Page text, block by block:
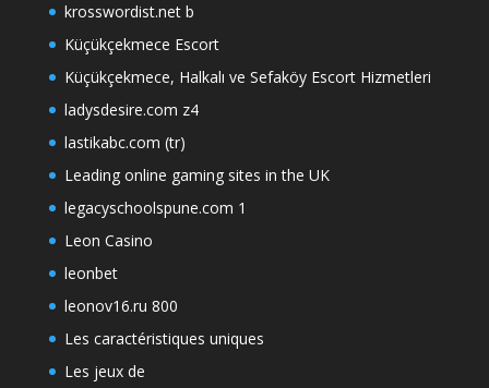
krosswordist.net b
Küçükçekmece Escort
Küçükçekmece, Halkalı ve Sefaköy Escort Hizmetleri
ladysdesire.com z4
lastikabc.com (tr)
Leading online gaming sites in the UK
legacyschoolspune.com 1
Leon Casino
leonbet
leonov16.ru 800
Les caractéristiques uniques
Les jeux de